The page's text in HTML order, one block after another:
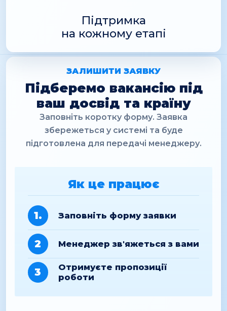
Підтримка
на кожному етапі
ЗАЛИШИТИ ЗАЯВКУ
Підберемо вакансію під
ваш досвід та країну
Заповніть коротку форму. Заявка
збережеться у системі та буде
підготовлена для передачі менеджеру.
Як це працює
1. Заповніть форму заявки
2 Менеджер зв'яжеться з вами
3
Отримуєте пропозиції
роботи